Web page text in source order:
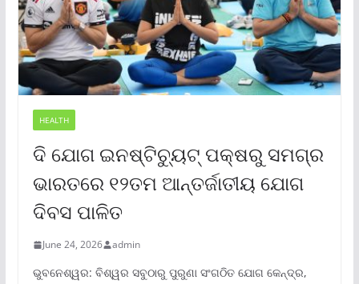
HEALTH
ଦି ଯୋଗ ଇନଷ୍ଟିଚ୍ୟୁଟ୍ ପକ୍ଷରୁ ସମଗ୍ର
ଭାରତରେ ୧୨ତମ ଆନ୍ତର୍ଜାତୀୟ ଯୋଗ
ଦିବସ ପାଳିତ
June 24, 2026 admin
ଭୁବନେଶ୍ୱର: ବିଶ୍ୱର ସବୁଠାରୁ ପୁରୁଣା ସଂଗଠିତ ଯୋଗ କେନ୍ଦ୍ର,